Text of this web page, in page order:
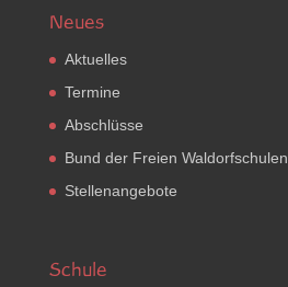
Neues
Aktuelles
Termine
Abschlüsse
Bund der Freien Waldorfschulen
Stellenangebote
Schule